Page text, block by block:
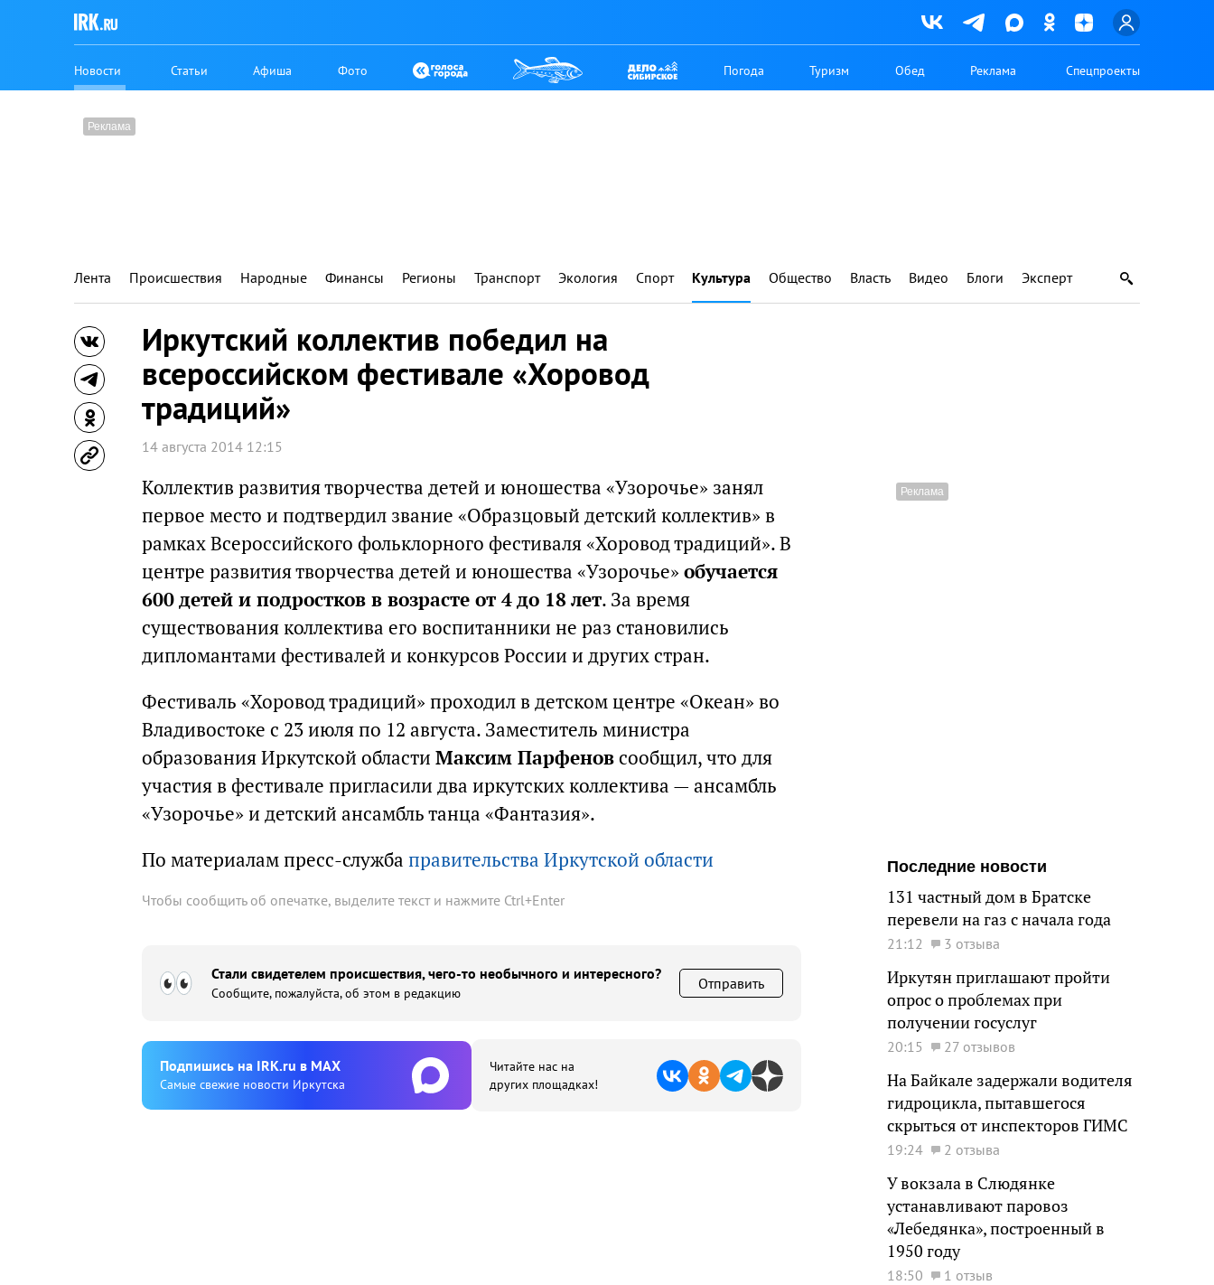
Новости Статьи Афиша Фото Погода Туризм Обед Реклама Спецпроекты
Лента Происшествия Народные Финансы Регионы Транспорт Экология Спорт Культура Общество Власть Видео Блоги Эксперт
Иркутский коллектив победил на
всероссийском фестивале «Хоровод
традиций»
14 августа 2014 12:15
Коллектив развития творчества детей и юношества «Узорочье» занял
первое место и подтвердил звание «Образцовый детский коллектив» в
рамках Всероссийского фольклорного фестиваля «Хоровод традиций». В
центре развития творчества детей и юношества «Узорочье»обучается
600 детей и подростков в возрасте от 4 до 18 лет. За время
существования коллектива его воспитанники не раз становились
дипломантами фестивалей и конкурсов России и других стран.
Фестиваль «Хоровод традиций» проходил в детском центре «Океан» во
Владивостоке с 23 июля по 12 августа. Заместитель министра
образования Иркутской области Максим Парфеновсообщил, что для
участия в фестивале пригласили два иркутских коллектива — ансамбль
«Узорочье» и детский ансамбль танца «Фантазия».
По материалам пресс-служба правительства Иркутской области
Чтобы сообщить об опечатке, выделите текст и нажмите Ctrl+Enter
Стали свидетелем происшествия, чего-то необычного и интересного?
Сообщите, пожалуйста, об этом в редакцию
Отправить
Подпишиcь на IRK.ru в MAX
Cамые свежие новости Иркутска
Читайте нас на
других площадках!
Последние новости
131 частный дом в Братске
перевели на газ с начала года
21:12 3 отзыва
Иркутян приглашают пройти
опрос о проблемах при
получении госуслуг
20:15 27 отзывов
На Байкале задержали водителя
гидроцикла, пытавшегося
скрыться от инспекторов ГИМС
19:24 2 отзыва
У вокзала в Слюдянке
устанавливают паровоз
«Лебедянка», построенный в
1950 году
18:50 1 отзыв